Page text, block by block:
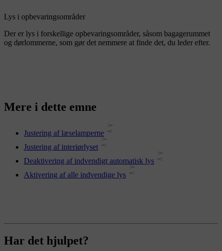
Lys i opbevaringsområder
Der er lys i forskellige opbevaringsområder, såsom bagagerummet
og dørlommerne, som gør det nemmere at finde det, du leder efter.
Mere i dette emne
Justering af læselamperne
Justering af interiørlyset
Deaktivering af indvendigt automatisk lys
Aktivering af alle indvendige lys
Har det hjulpet?